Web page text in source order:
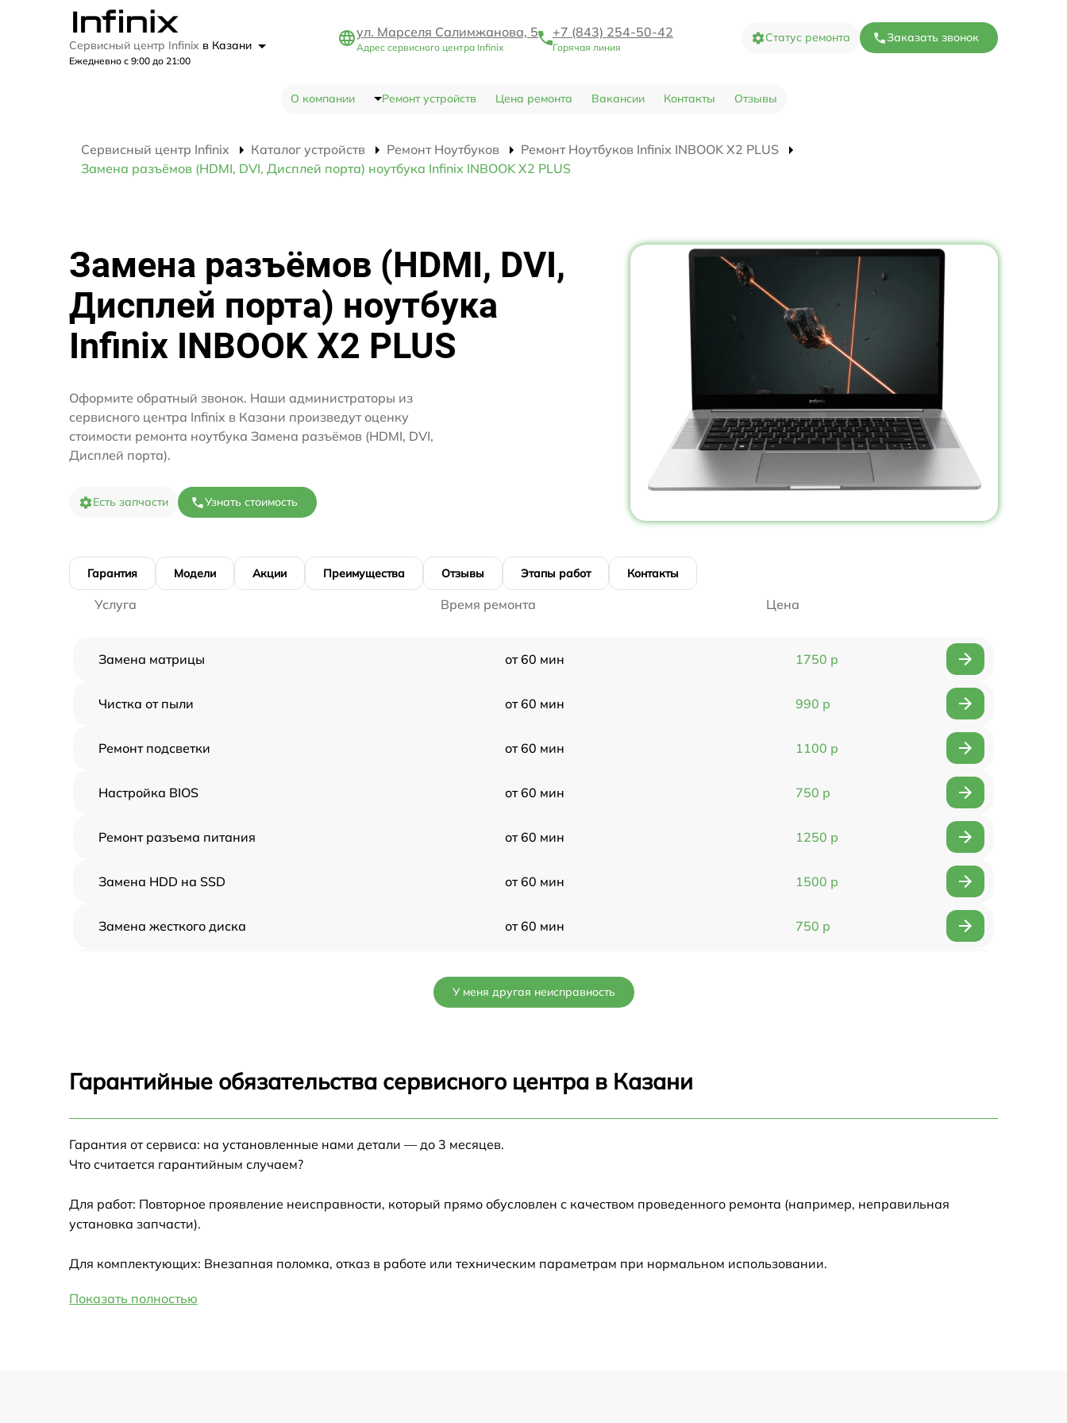
Сервисный центр Infinix в Казани
Ежедневно с 9:00 до 21:00
ул. Марселя Салимжанова, 5
Адрес сервисного центра Infinix
+7 (843) 254-50-42
Горячая линия
Статус ремонта Заказать звонок
О компании Ремонт устройств Цена ремонта Вакансии Контакты Отзывы
Сервисный центр Infinix Каталог устройств Ремонт Ноутбуков
Ремонт Ноутбуков Infinix INBOOK X2 PLUS
Замена разъёмов (HDMI, DVI, Дисплей порта) ноутбука Infinix INBOOK X2 PLUS
Замена разъёмов (HDMI, DVI,
Дисплей порта) ноутбука
Infinix INBOOK X2 PLUS
Оформите обратный звонок. Наши администраторы из
сервисного центра Infinix в Казани произведут оценку
стоимости ремонта ноутбука Замена разъёмов (HDMI, DVI,
Дисплей порта).
Есть запчасти Узнать стоимость
Гарантия Модели Акции Преимущества Отзывы Этапы работ Контакты
Услуга Время ремонта Цена
Замена матрицы от 60 мин 1750 р
Чистка от пыли от 60 мин 990 р
Ремонт подсветки от 60 мин 1100 р
Настройка BIOS от 60 мин 750 р
Ремонт разъема питания от 60 мин 1250 р
Замена HDD на SSD от 60 мин 1500 р
Замена жесткого диска от 60 мин 750 р
Замена HDMI
У меня другая неисправность
Гарантийные обязательства сервисного центра в Казани
Гарантия от сервиса: на установленные нами детали — до 3 месяцев.
Что считается гарантийным случаем?
Для работ: Повторное проявление неисправности, который прямо обусловлен с качеством проведенного ремонта (например, неправильная
установка запчасти).
Для комплектующих: Внезапная поломка, отказ в работе или техническим параметрам при нормальном использовании.
Показать полностью